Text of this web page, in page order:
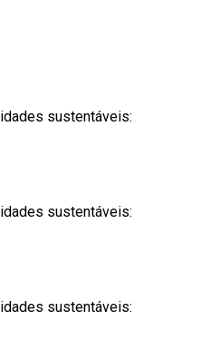
sustentáveis:
sustentáveis:
sustentáveis: